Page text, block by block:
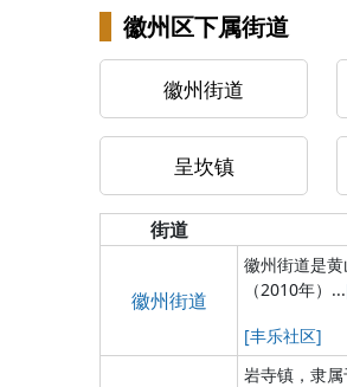
徽州区下属街道
徽州街道
呈坎镇
街道
徽州街道
徽州街道是
（2010年）...
[丰乐社区]
岩寺镇，隶